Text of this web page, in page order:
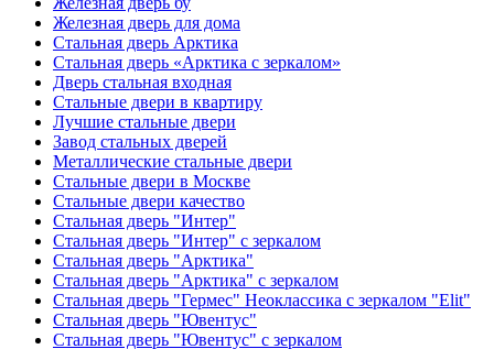
Железная дверь для дома
Стальная дверь Арктика
Стальная дверь «Арктика с зеркалом»
Дверь стальная входная
Стальные двери в квартиру
Лучшие стальные двери
Завод стальных дверей
Металлические стальные двери
Стальные двери в Москве
Стальные двери качество
Стальная дверь "Интер"
Стальная дверь "Интер" с зеркалом
Стальная дверь "Арктика"
Стальная дверь "Арктика" с зеркалом
Стальная дверь "Гермес" Неоклассика с зеркалом "Elit"
Стальная дверь "Ювентус"
Стальная дверь "Ювентус" с зеркалом